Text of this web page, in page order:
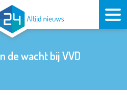
de wacht bij VVD